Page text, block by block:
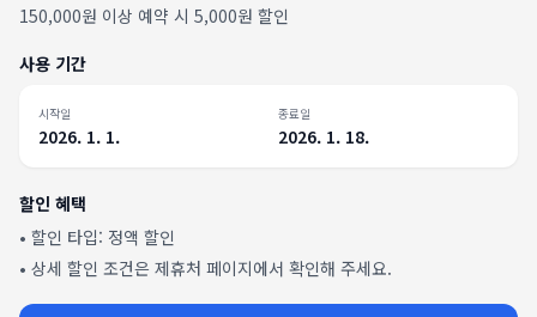
150,000원 이상 예약 시 5,000원 할인
사용 기간
시작일
2026. 1. 1.
종료일
2026. 1. 18.
할인 혜택
• 할인 타입: 정액 할인
• 상세 할인 조건은 제휴처 페이지에서 확인해 주세요.